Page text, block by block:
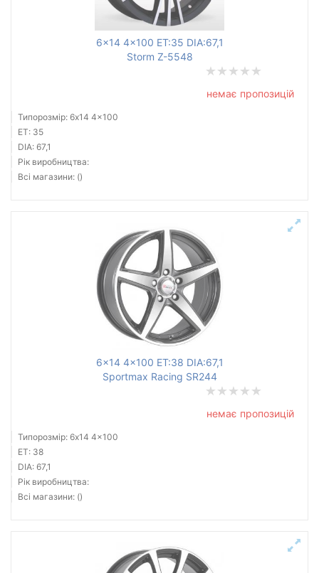
6x14 4x100 ET:35 DIA:67,1
Storm Z-5548
немає пропозицій
Типорозмір: 6x14 4x100
ET: 35
DIA: 67,1
Рік виробництва:
Всі магазини: ()
6x14 4x100 ET:38 DIA:67,1
Sportmax Racing SR244
немає пропозицій
Типорозмір: 6x14 4x100
ET: 38
DIA: 67,1
Рік виробництва:
Всі магазини: ()